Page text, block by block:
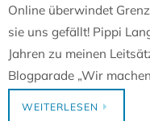
Online überwindet
sie uns gefällt! Pippi
Jahren zu meinen
Blogparade „Wir
WEITERLESEN